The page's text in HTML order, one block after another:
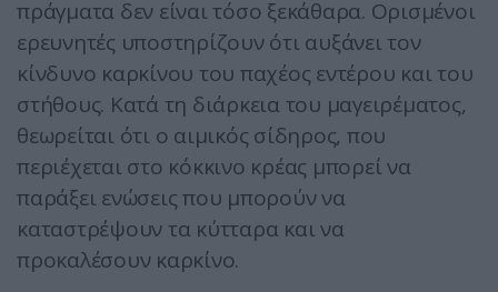
πράγματα δεν είναι τόσο ξεκάθαρα. Ορισμένοι
ερευνητές υποστηρίζουν ότι αυξάνει τον
κίνδυνο καρκίνου του παχέος εντέρου και του
στήθους. Κατά τη διάρκεια του μαγειρέματος,
θεωρείται ότι ο αιμικός σίδηρος, που
περιέχεται στο κόκκινο κρέας μπορεί να
παράξει ενώσεις που μπορούν να
καταστρέψουν τα κύτταρα και να
προκαλέσουν καρκίνο.